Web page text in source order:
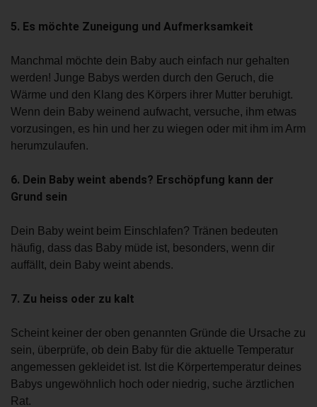
5. Es möchte Zuneigung und Aufmerksamkeit
Manchmal möchte dein Baby auch einfach nur gehalten
werden! Junge Babys werden durch den Geruch, die
Wärme und den Klang des Körpers ihrer Mutter beruhigt.
Wenn dein Baby weinend aufwacht, versuche, ihm etwas
vorzusingen, es hin und her zu wiegen oder mit ihm im Arm
herumzulaufen.
6. Dein Baby weint abends? Erschöpfung kann der
Grund sein
Dein Baby weint beim Einschlafen? Tränen bedeuten
häufig, dass das Baby müde ist, besonders, wenn dir
auffällt, dein Baby weint abends.
7. Zu heiss oder zu kalt
Scheint keiner der oben genannten Gründe die Ursache zu
sein, überprüfe, ob dein Baby für die aktuelle Temperatur
angemessen gekleidet ist. Ist die Körpertemperatur deines
Babys ungewöhnlich hoch oder niedrig, suche ärztlichen
Rat.